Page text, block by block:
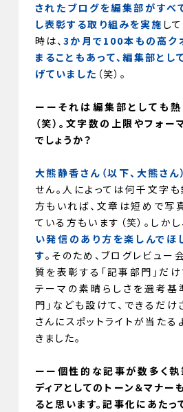
されたブログを編集部がすべ
し表彰する取り組みを実施 し
時は、3か月で100本もの高ク
まることもあって、編集部と
げていました （笑）。
ーーそれは編集部としても
（笑）。文字数の上限やフォ
でしょうか？
大熊静香さん（以下、大熊さん）
せん。人によっては何千文字も
方もいれば、文章は短めで写
ている方もいます（笑）。しか
い発信のあり方を楽しんでほ
す。そのため、ブログレビュ
質を表彰する「記事部門」だけ
テーマの素晴らしさを選考基
門」なども設けて、できるだ
さんにスポットライトが当たる
きました。
ーー個性的な記事が数多く執
ディアとしてのトーン＆マナ
ると思います。記事化にあた